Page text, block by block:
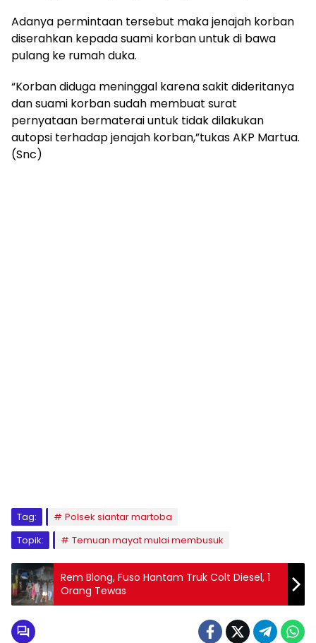
Adanya permintaan tersebut maka jenajah korban
diserahkan kepada suami korban untuk di bawa
pulang ke rumah duka.
“Korban diduga meninggal karena sakit dideritanya
dan suami korban sudah membuat surat
pernyataan bermaterai untuk tidak dilakukan
autopsi terhadap jenajah korban,”tukas AKP Martua.
(Snc)
Tag:
Polsek siantar martoba
Topik:
Temuan mayat mulai membusuk
Rem Blong, Fuso Hantam Truk Colt Diesel, 1
Orang Tewas